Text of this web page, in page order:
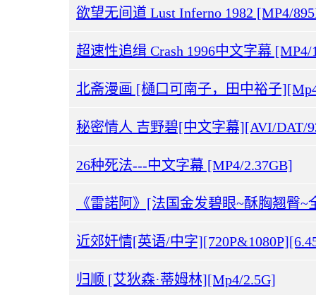
欲望无间道 Lust Inferno 1982 [MP4/
超速性追缉 Crash 1996中文字幕 [MP4/
北斋漫画 [樋口可南子，田中裕子
秘密情人 吉野碧[中文字幕][AVI/DAT/
26种死法---中文字幕 [MP4/2.37GB]
近郊奸情[英语/中字
归顺 [艾狄森·蒂姆林][Mp4/2.5G]